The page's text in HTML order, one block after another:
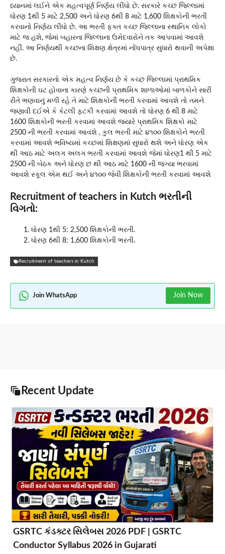
ધ્યાનમાં લઈને એક મહત્વપૂર્ણ નિર્ણય લીધો છે. સરકારે કચ્છ જિલ્લામાં
ધોરણ 1થી 5 માટે 2,500 અને ધોરણ 6થી 8 માટે 1,600 શિક્ષકોની ભરતી
કરવાનો નિર્ણય લીધો છે. આ ભરતી ફક્ત કચ્છ જિલ્લાના સ્થાનિક લોકો
માટે જ હશે, જેમાં બહારના જિલ્લાના ઉમેદવારોને તક આપવામાં આવશે
નહીં. આ નિર્ણયથી કચ્છના શિક્ષણ ક્ષેત્રમાં નોંધપાત્ર સુધારો થવાની અપેક્ષા
છે.
ગુજરાત સરકારનો એક મહત્વ નિર્ણય છે કે કચ્છ જિલ્લામાં પ્રાથમિક
શિક્ષકોની ઘટ હોવાના કારણે કચ્છની પ્રાથમિક શાળાઓમાં બાળકોને સારી
રીતે ભણવાનું મળી રહે તે માટે શિક્ષકોની ભરતી કરવામાં આવશે તો તમને
જણાવી દઈએ કે કેટલી ફટકી કરવામાં આવશે તો ધોરણ 6 થી 8 માટે
1600 શિક્ષકોની ભરતી કરવામાં આવશે જ્યારે પ્રાથમિક શિક્ષકો માટે
2500 ની ભરતી કરવામાં આવશે , કુલ ભરતી માટે ૪૧૦૦ શિક્ષકોને ભરતી
કરવામાં આવશે ભવિષ્યમાં કચ્છમાં શિક્ષણમાં સુધારો થશે અને ધોરણ એક
થી આઠ માટે અલગ અલગ ભરતી કરવામાં આવશે જેમાં ધોરણ1 થી 5 માટે
2500 ની બેઠક અને ધોરણ છ થી આઠ માટે 1600 ની જગ્યા ભરવામાં
આવશે સ્કૂલ એમ થઈ અને ૪૧૦૦ જેવી શિક્ષકોની ભરતી કરવામાં આવશે
Recruitment of teachers in Kutch ભરતીની
વિગતો:
ધોરણ 1થી 5: 2,500 શિક્ષકોની ભરતી.
ધોરણ 6થી 8: 1,600 શિક્ષકોની ભરતી.
Recruitment of teachers in Kutch
Join WhatsApp Join Now
Recent Update
GSRTC કંડક્ટર સિલેબસ 2026 PDF | GSRTC
Conductor Syllabus 2026 in Gujarati